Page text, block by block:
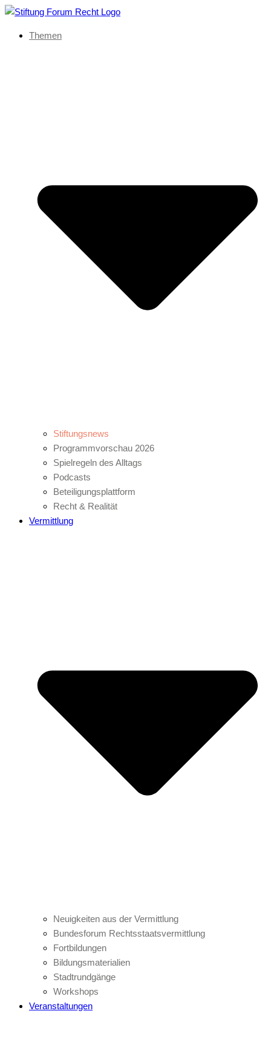
Themen
Stiftungsnews
Programmvorschau 2026
Spielregeln des Alltags
Podcasts
Beteiligungsplattform
Recht & Realität
Vermittlung
Neuigkeiten aus der Vermittlung
Bundesforum Rechtsstaatsvermittlung
Fortbildungen
Bildungsmaterialien
Stadtrundgänge
Workshops
Veranstaltungen